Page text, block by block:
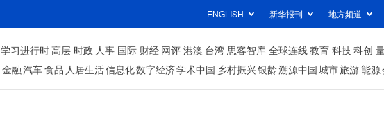
ENGLISH 新华报刊 地方频道
学习进行时高层 时政 人事 国际 财经 网评 港澳 台湾 思客智库 全球连线教育 科技科创
金融汽车食品 人居生活信息化数字经济学术中国 乡村振兴银龄溯源中国城市旅游能源